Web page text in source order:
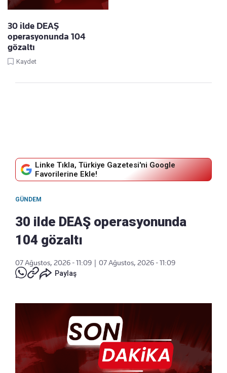
30 ilde DEAŞ
operasyonunda 104
gözaltı
Kaydet
Linke Tıkla, Türkiye Gazetesi'ni Google
Favorilerine Ekle!
GÜNDEM
30 ilde DEAŞ operasyonunda
104 gözaltı
07 Ağustos, 2026 - 11:09
07 Ağustos, 2026 - 11:09
Paylaş